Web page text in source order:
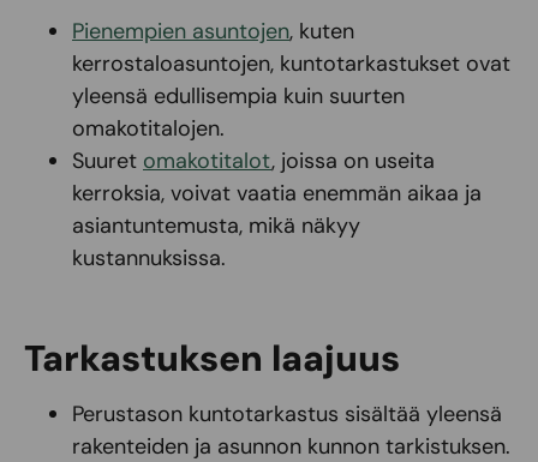
Pienempien asuntojen, kuten
kerrostaloasuntojen, kuntotarkastukset ovat
yleensä edullisempia kuin suurten
omakotitalojen.
Suuret omakotitalot, joissa on useita
kerroksia, voivat vaatia enemmän aikaa ja
asiantuntemusta, mikä näkyy
kustannuksissa.
Tarkastuksen laajuus
Perustason kuntotarkastus sisältää yleensä
rakenteiden ja asunnon kunnon tarkistuksen.